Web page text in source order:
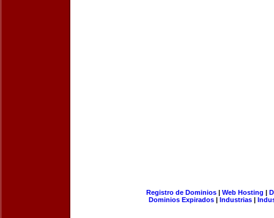
Registro de Dominios| Web Hosting |
Dominios Expirados | Industrias |